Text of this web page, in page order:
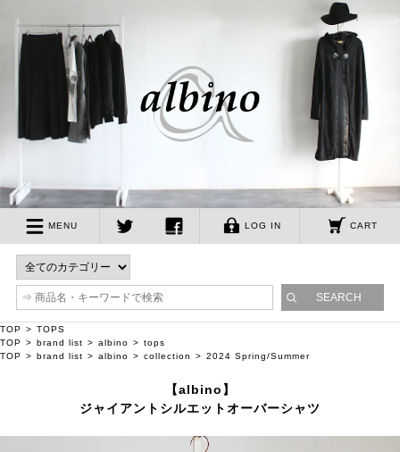
MENU LOG IN CART
TOP
TOPS
TOP
brand list albino
tops
TOP
brand list albino collection 2024 Spring/Summer
【albino】
ジャイアントシルエットオーバーシャツ